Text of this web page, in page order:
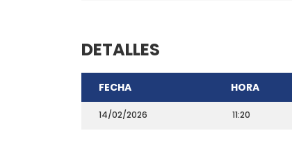
DETALLES
FECHA HORA
14/02/2026 11:20